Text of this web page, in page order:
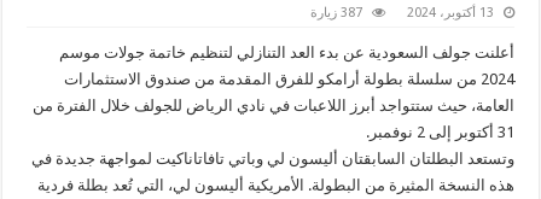
13 أكتوبر، 2024 387 زيارة
أعلنت جولف السعودية عن بدء العد التنازلي لتنظيم خاتمة جولات موسم
2024 من سلسلة بطولة أرامكو للفرق المقدمة من صندوق الاستثمارات
العامة، حيث ستتواجد أبرز اللاعبات في نادي الرياض للجولف خلال الفترة من
31 أكتوبر إلى 2 نوفمبر.
وتستعد البطلتان السابقتان أليسون لي وباتي تافاتاناكيت لمواجهة جديدة في
هذه النسخة المثيرة من البطولة. الأمريكية أليسون لي، التي تُعد بطلة فردية